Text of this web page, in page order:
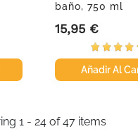
baño, 750 ml
Precio
15,95 €
Añadir Al
1 - 24 of 47 items